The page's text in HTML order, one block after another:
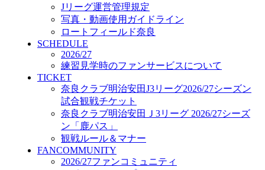
ACADEMY
アカデミーについて
プロジェクト
コーチ&スタッフ
ジュニア
ジュニアユース
ユース
練習拠点（ナラディーア）
SCHOOL
CLUB
2026/27 パートナー企業
パートナー募集
クラブ理念
クラブ情報
Jリーグ運営管理規定
写真・動画使用ガイドライン
ロートフィールド奈良
SCHEDULE
2026/27
練習見学時のファンサービスについて
TICKET
奈良クラブ明治安田J3リーグ2026/27シーズン
試合観戦チケット
奈良クラブ明治安田Ｊ3リーグ 2026/27シーズ
ン「鹿パス」
観戦ルール＆マナー
FANCOMMUNITY
2026/27ファンコミュニティ